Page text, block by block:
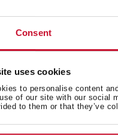
Consent
uses cookies
to personalise content
of our site with our social
to them or that they’ve
en el horario
o rellenar el